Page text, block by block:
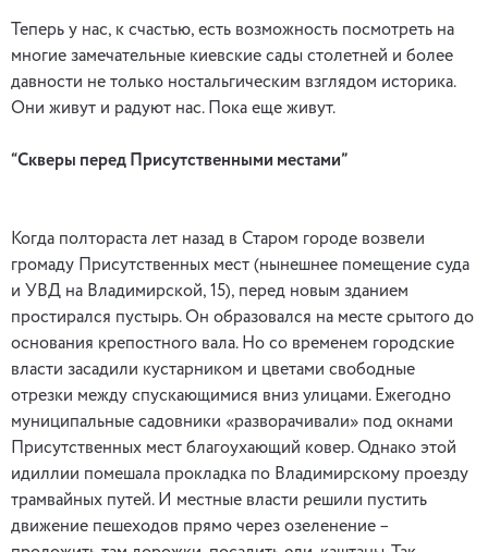
Теперь у нас, к счастью, есть возможность посмотреть на
многие замечательные киевские сады столетней и более
давности не только ностальгическим взглядом историка.
Они живут и радуют нас. Пока еще живут.
“Скверы перед Присутственными местами”
Когда полтораста лет назад в Старом городе возвели
громаду Присутственных мест (нынешнее помещение суда
и УВД на Владимирской, 15), перед новым зданием
простирался пустырь. Он образовался на месте срытого до
основания крепостного вала. Но со временем городские
власти засадили кустарником и цветами свободные
отрезки между спускающимися вниз улицами. Ежегодно
муниципальные садовники «разворачивали» под окнами
Присутственных мест благоухающий ковер. Однако этой
идиллии помешала прокладка по Владимирскому проезду
трамвайных путей. И местные власти решили пустить
движение пешеходов прямо через озеленение –